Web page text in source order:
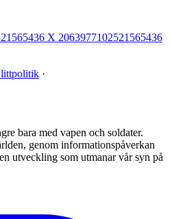
X 2063977102521565436
·
bara med vapen och soldater.
genom informationspåverkan
utveckling som utmanar vår syn på